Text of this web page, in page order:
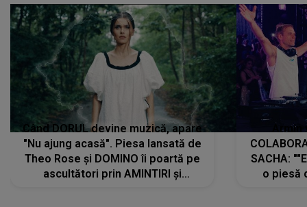
Când DORUL devine muzică, apare
"Nu ajung acasă". Piesa lansată de
Theo Rose și DOMINO îi poartă pe
ascultători prin AMINTIRI și
SACHA:
o piesă